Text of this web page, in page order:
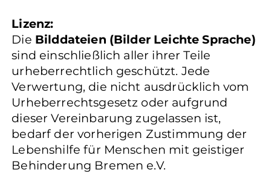
Lizenz:
Die Bilddateien (Bilder Leichte Sprache)
sind einschließlich aller ihrer Teile
urheberrechtlich geschützt. Jede
Verwertung, die nicht ausdrücklich vom
Urheberrechtsgesetz oder aufgrund
dieser Vereinbarung zugelassen ist,
bedarf der vorherigen Zustimmung der
Lebenshilfe für Menschen mit geistiger
Behinderung Bremen e.V.